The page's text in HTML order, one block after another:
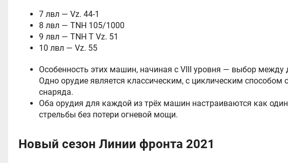
7 лвл — Vz. 44-1
8 лвл — TNH 105/1000
9 лвл — TNH T Vz. 51
10 лвл — Vz. 55
Особенность этих машин, начиная с VIII уровня — выбор
Одно орудие является классическим, с циклическим
снаряда.
Оба орудия для каждой из трёх машин настраиваются как
стрельбы без потери огневой мощи.
Новый сезон Линии фронта 2021